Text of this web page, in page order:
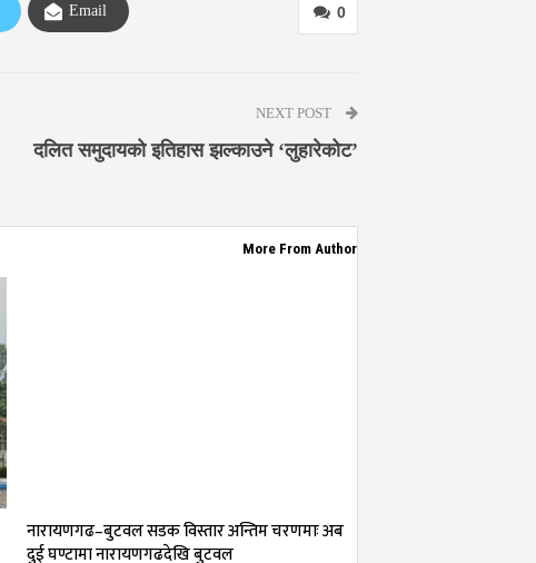
0
Email
NEXT POST
दलित समुदायको इतिहास झल्काउने ‘लुहारेकोट’
More From Author
नारायणगढ–बुटवल सडक विस्तार अन्तिम चरणमाः अब
दुई घण्टामा नारायणगढदेखि बुटवल